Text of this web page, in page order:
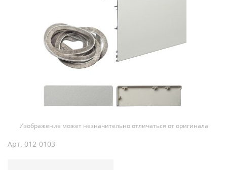
Изображение может незначительно отличаться от оригинала
Арт. 012-0103